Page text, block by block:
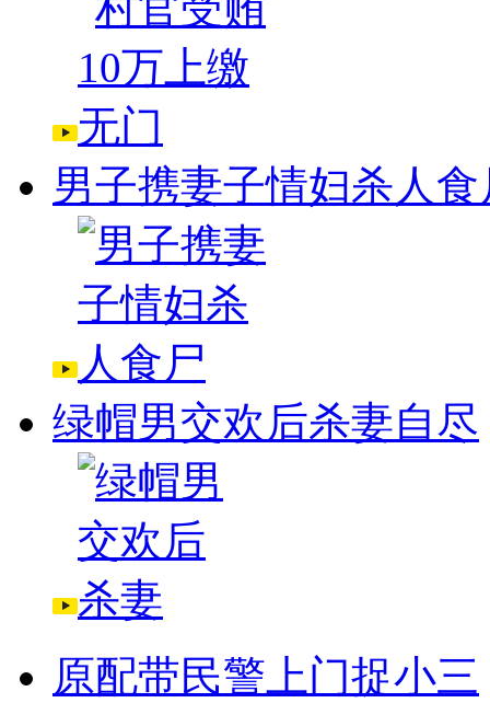
男子携妻子情妇杀人食
绿帽男交欢后杀妻自尽
原配带民警上门捉小三